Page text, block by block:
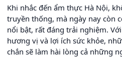
Khi nhắc đến ẩm thực Hà Nội,
truyền thống, mà ngày nay còn
nổi bật, rất đáng trải nghiệm.
hương vị và lợi ích sức khỏe,
chắn sẽ làm hài lòng cả những